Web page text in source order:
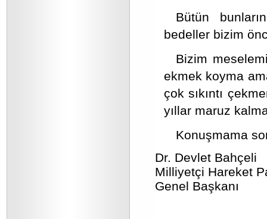
Bütün
bedeller bizim
Bizim
ekmek koyma
çok sıkıntı
yıllar maruz
Konuşmama
Dr. Devlet Bahçeli
Milliyetçi Hareket
Genel Başkanı